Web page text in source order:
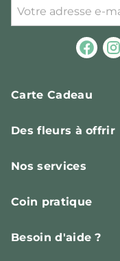
Carte Cadeau
Des fleurs à offrir
Nos services
Coin pratique
Besoin d'aide ?